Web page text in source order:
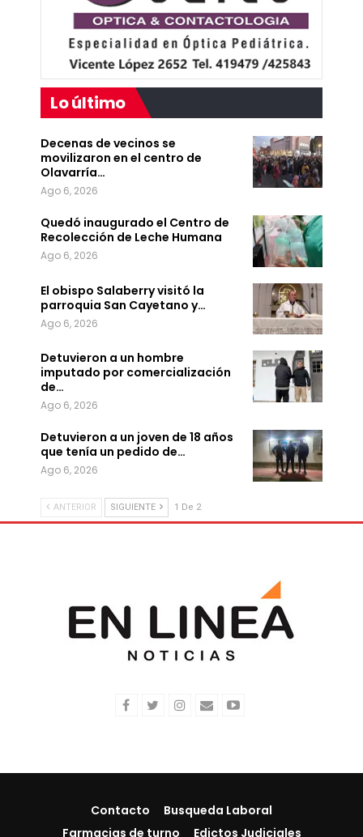
Lo último
Decenas de vecinos se
movilizaron en el centro de
Olavarría…
Ago 6, 2026
Quedó inaugurado el Centro de
Recolección de Leche Humana
Ago 6, 2026
El obispo Salaberry visitó la
parroquia San Cayetano y…
Ago 6, 2026
Detuvieron a un hombre
imputado por comercialización
de…
Ago 6, 2026
Detuvieron a un joven de 18 años
que tenía un pedido de…
Ago 6, 2026
ANTERIOR SIGUIENTE 1 De 2
Contacto
Busqueda Laboral
Farmacias de turno
Edictos Judiciales